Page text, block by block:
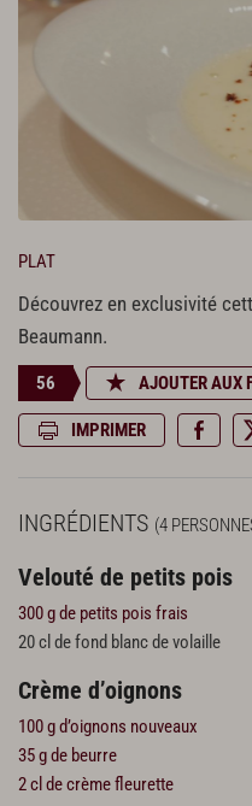
PLAT
Découvrez en exclusivité
Beaumann.
56 AJOUTER AUX
IMPRIMER
INGRÉDIENTS (4
Velouté de petits pois
300 g de petits pois frais
20 cl de fond blanc de volaille
Crème d’oignons
100 g d’oignons nouveaux
35 g de beurre
2 cl de crème fleurette